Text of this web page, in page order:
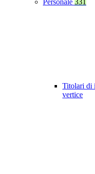
Personale 331
Titolari di
vertice